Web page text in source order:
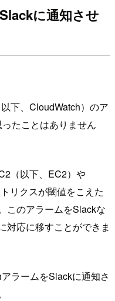
に通知させ
下、CloudWatch）のア
たことはありません
（以下、EC2）や
リクスが閾値をこえた
このアラームをSlackな
対応に移すことができま
ラームをSlackに通知さ